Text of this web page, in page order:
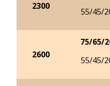
2300
55/45/
2600
75/65/
55/45/